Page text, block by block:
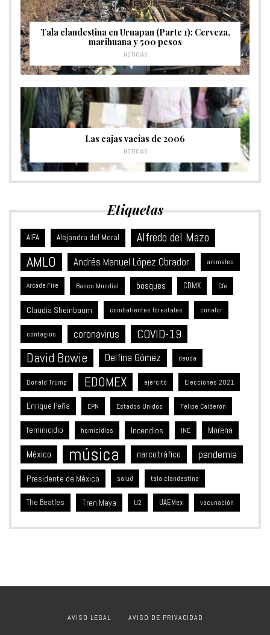
Tala clandestina en Uruapan (Parte 1): Cerveza,
marihuana y 500 pesos
NOTICIAS
Las cajas vacías de 2006
NOTICIAS
Etiquetas
AIFA Alejandra del Moral Alfredo del Mazo
AMLO Andrés Manuel López Obrador animales
Arcade Fire Banco Mundial bosques CDMX Cfe
Claudia Sheinbaum combatientes forestales conafor
contagios coronavirus COVID-19
David Bowie Delfina Gómez deuda
Donald Trump EDOMEX ejército Elecciones 2021
Enrique Peña EPN Estados Unidos Felipe Calderón
feminicidio homicidios Incendios INE Morena
México música narcotráfico pandemia
Presidente de México salud tala clandestina
The Beatles Tren Maya U2 UAEMex vacunación
AVISO LEGAL AVISO DE PRIVACIDAD